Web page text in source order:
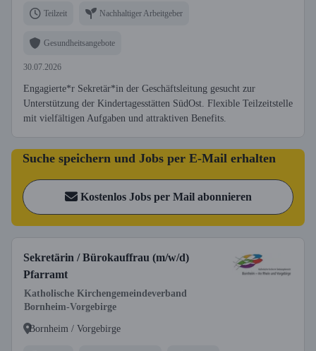
Teilzeit Nachhaltiger Arbeitgeber
Gesundheitsangebote
30.07.2026
Engagierte*r Sekretär*in der Geschäftsleitung gesucht zur
Unterstützung der Kindertagesstätten SüdOst. Flexible Teilzeitstelle
mit vielfältigen Aufgaben und attraktiven Benefits.
Suche speichern und Jobs per E-Mail erhalten
Kostenlos Jobs per Mail abonnieren
Sekretärin / Bürokauffrau (m/w/d)
Pfarramt
Katholische Kirchengemeindeverband
Bornheim-Vorgebirge
Bornheim / Vorgebirge